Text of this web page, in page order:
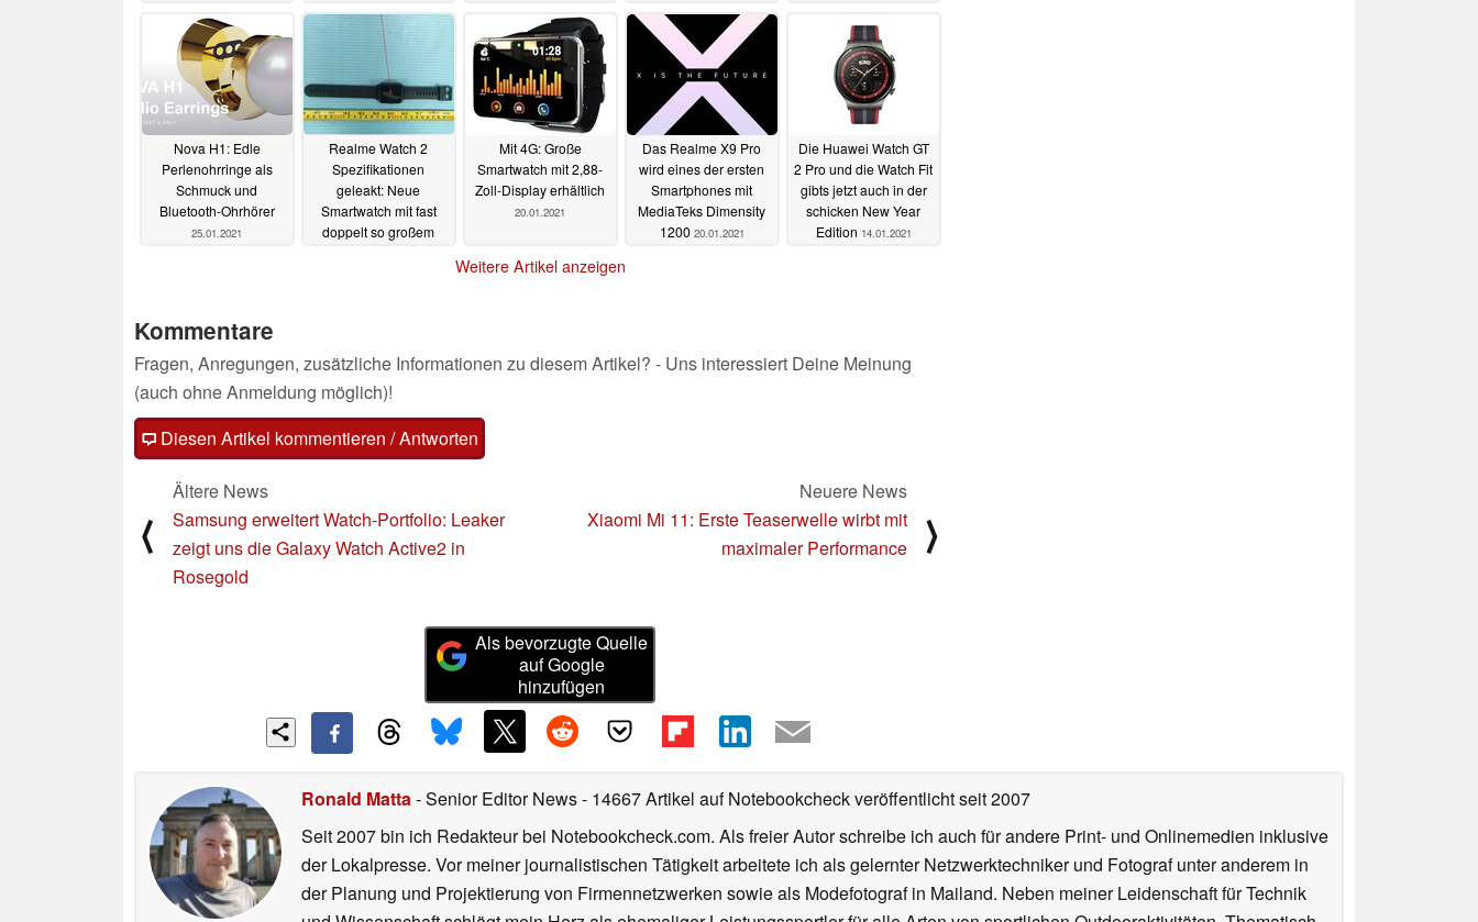
18.10.2023
Nova H1: Edle
Perlenohrringe als
Schmuck und
Bluetooth-Ohrhörer
25.01.2021
Realme Watch 2
Spezifikationen
geleakt: Neue
Smartwatch mit fast
doppelt so großem
Mit 4G: Große
Smartwatch mit 2,88-
Zoll-Display erhältlich
20.01.2021
Das Realme X9 Pro
wird eines der ersten
Smartphones mit
MediaTeks Dimensity
1200 20.01.2021
Die Huawei Watch GT
2 Pro und die Watch Fit
gibts jetzt auch in der
schicken New Year
Edition 14.01.2021
Weitere Artikel anzeigen
Kommentare
Fragen, Anregungen, zusätzliche Informationen zu diesem Artikel? - Uns interessiert Deine Meinung
(auch ohne Anmeldung möglich)!
Diesen Artikel kommentieren / Antworten
⟨
Ältere News
Samsung erweitert Watch-Portfolio: Leaker
zeigt uns die Galaxy Watch Active2 in
Rosegold
Neuere News
Xiaomi Mi 11: Erste Teaserwelle wirbt mit
maximaler Performance
⟩
Als bevorzugte Quelle
auf Google
hinzufügen
Ronald Matta- Senior Editor News- 14667 Artikel auf Notebookcheck veröffentlichtseit 2007
Seit 2007 bin ich Redakteur bei Notebookcheck.com. Als freier Autor schreibe ich auch für andere Print- und Onlinemedien inklusive
der Lokalpresse. Vor meiner journalistischen Tätigkeit arbeitete ich als gelernter Netzwerktechniker und Fotograf unter anderem in
der Planung und Projektierung von Firmennetzwerken sowie als Modefotograf in Mailand. Neben meiner Leidenschaft für Technik